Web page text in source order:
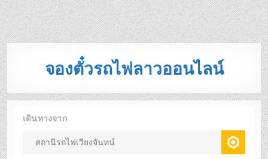
จองตั๋วรถไฟลาวออนไลน์